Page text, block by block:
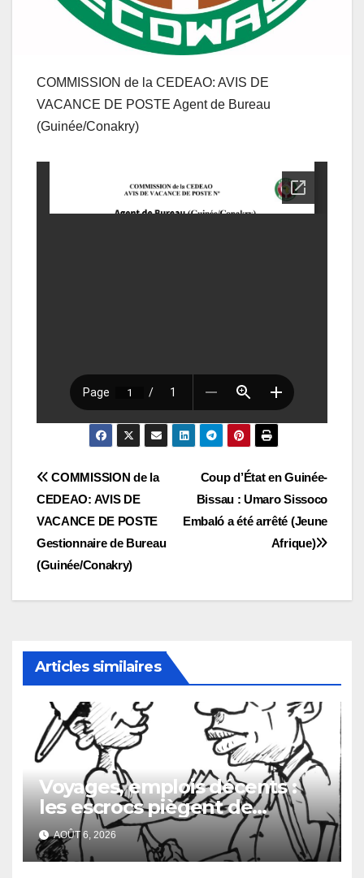
COMMISSION de la CEDEAO: AVIS DE
VACANCE DE POSTE Agent de Bureau
(Guinée/Conakry)
Navigation
de
l’article
Coup d’État en Guinée-
Bissau : Umaro Sissoco
Embaló a été arrêté (Jeune
Afrique)
COMMISSION de la
CEDEAO: AVIS DE
VACANCE DE POSTE
Gestionnaire de Bureau
(Guinée/Conakry)
Articles similaires
Voyages, emplois décents :
les escrocs piègent de
nombreux jeunes
AOÛT 6, 2026